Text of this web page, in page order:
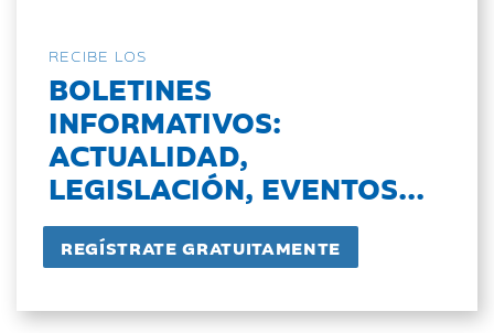
RECIBE LOS
BOLETINES
INFORMATIVOS:
ACTUALIDAD,
LEGISLACIÓN, EVENTOS...